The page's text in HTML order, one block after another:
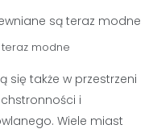
modne
się także w przestrzeni
i
Wiele miast